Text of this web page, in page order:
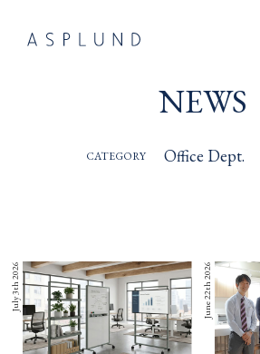
COMPANY
CONTACT
NEWS
CATEGORY
July 3th 2026 June 22th 2026